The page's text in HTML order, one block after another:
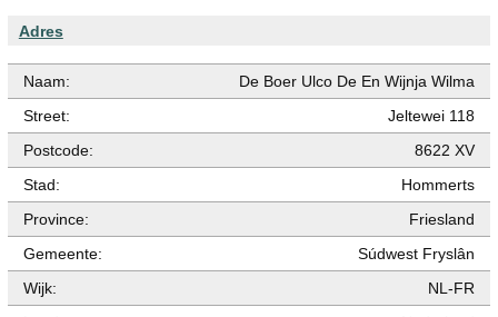
Adres
Naam:
De Boer Ulco De En Wijnja Wilma
Street:
Jeltewei 118
Postcode:
8622 XV
Stad:
Hommerts
Province:
Friesland
Gemeente:
Súdwest Fryslân
Wijk:
NL-FR